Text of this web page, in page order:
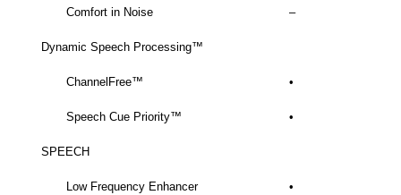
Comfort in Noise –
Dynamic Speech Processing™
ChannelFree™ •
Speech Cue Priority™ •
SPEECH
Low Frequency Enhancer •